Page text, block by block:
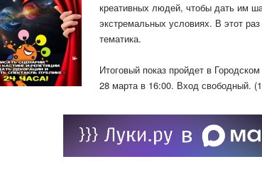
креативных людей, чтобы дать им
экстремальных условиях. В этот
тематика.
Итоговый показ пройдет в
28 марта в 16:00. Вход свободный.